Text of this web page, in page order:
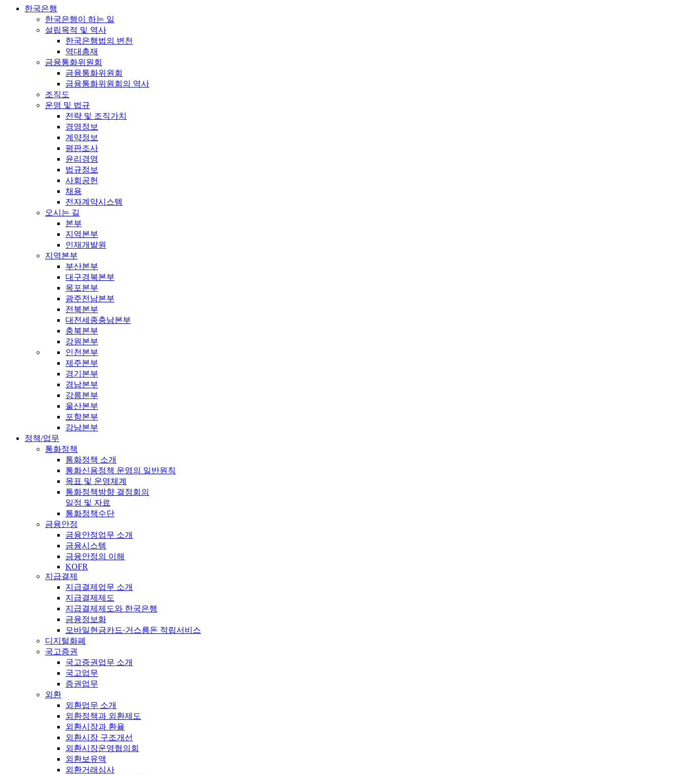
한국은행
한국은행이 하는 일
설립목적 및 역사
한국은행법의 변천
역대총재
금융통화위원회
금융통화위원회
금융통화위원회의 역사
조직도
운영 및 법규
전략 및 조직가치
경영정보
계약정보
평판조사
윤리경영
법규정보
사회공헌
채용
전자계약시스템
오시는 길
본부
지역본부
인재개발원
지역본부
부산본부
대구경북본부
목포본부
광주전남본부
전북본부
대전세종충남본부
충북본부
강원본부
인천본부
제주본부
경기본부
경남본부
강릉본부
울산본부
포항본부
강남본부
정책/업무
통화정책
통화정책 소개
통화신용정책 운영의 일반원칙
목표 및 운영체계
통화정책방향 결정회의
일정 및 자료
통화정책수단
금융안정
금융안정업무 소개
금융시스템
금융안정의 이해
KOFR
지급결제
지급결제업무 소개
지급결제제도
지급결제제도와 한국은행
금융정보화
모바일현금카드·거스름돈 적립서비스
디지털화폐
국고증권
국고증권업무 소개
국고업무
증권업무
외환
외환업무 소개
외환정책과 외환제도
외환시장과 환율
외환시장 구조개선
외환시장운영협의회
외환보유액
외환거래심사